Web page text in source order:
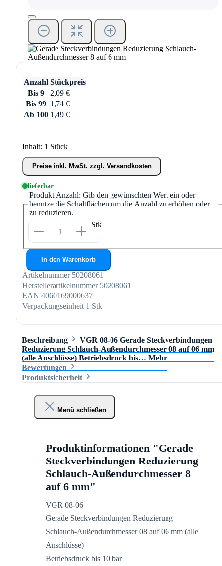
Anzahl Stückpreis
Bis 9
2,09 €
Bis 99 1,74 €
Ab 100 1,49 €
Inhalt: 1 Stück
Preise inkl. MwSt. zzgl. Versandkosten
lieferbar
Produkt Anzahl: Gib den gewünschten Wert ein oder
benutze die Schaltflächen um die Anzahl zu erhöhen oder
zu reduzieren.
Stk
In den Warenkorb
Artikelnummer 50208061
Herstellerartikelnummer 50208061
EAN 4060169000637
Verpackungseinheit 1 Stk
Beschreibung
VGR 08-06 Gerade Steckverbindungen
Reduzierung Schlauch-Außendurchmesser 08 auf 06 mm
(alle Anschlüsse) Betriebsdruck bis… Mehr
Bewertungen
Produktsicherheit
Menü schließen
Produktinformationen "Gerade
Steckverbindungen Reduzierung
Schlauch-Außendurchmesser 8
auf 6 mm"
VGR 08-06
Gerade Steckverbindungen Reduzierung
Schlauch-Außendurchmesser 08 auf 06 mm (alle
Anschlüsse)
Betriebsdruck bis 10 bar